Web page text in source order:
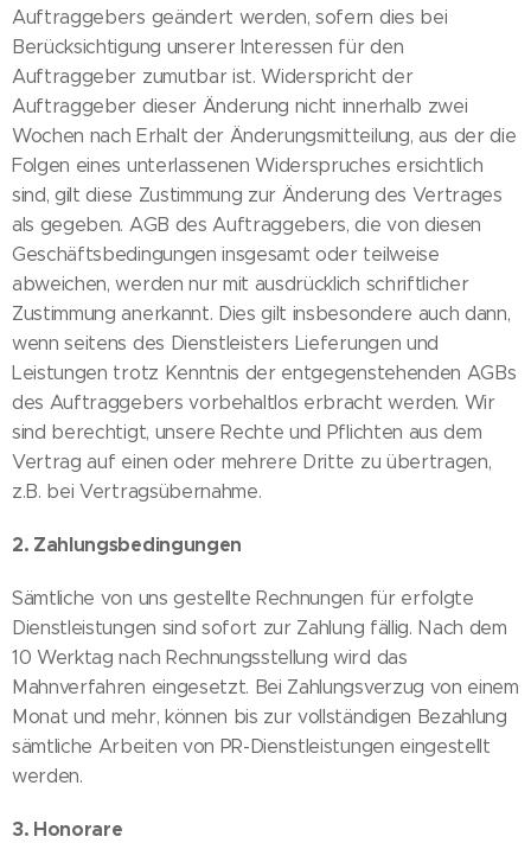
Auftraggebers geändert werden, sofern dies bei
Berücksichtigung unserer Interessen für den
Auftraggeber zumutbar ist. Widerspricht der
Auftraggeber dieser Änderung nicht innerhalb zwei
Wochen nach Erhalt der Änderungsmitteilung, aus der die
Folgen eines unterlassenen Widerspruches ersichtlich
sind, gilt diese Zustimmung zur Änderung des Vertrages
als gegeben. AGB des Auftraggebers, die von diesen
Geschäftsbedingungen insgesamt oder teilweise
abweichen, werden nur mit ausdrücklich schriftlicher
Zustimmung anerkannt. Dies gilt insbesondere auch dann,
wenn seitens des Dienstleisters Lieferungen und
Leistungen trotz Kenntnis der entgegenstehenden AGBs
des Auftraggebers vorbehaltlos erbracht werden. Wir
sind berechtigt, unsere Rechte und Pflichten aus dem
Vertrag auf einen oder mehrere Dritte zu übertragen,
z.B. bei Vertragsübernahme.
2. Zahlungsbedingungen
Sämtliche von uns gestellte Rechnungen für erfolgte
Dienstleistungen sind sofort zur Zahlung fällig. Nach dem
10 Werktag nach Rechnungsstellung wird das
Mahnverfahren eingesetzt. Bei Zahlungsverzug von einem
Monat und mehr, können bis zur vollständigen Bezahlung
sämtliche Arbeiten von PR-Dienstleistungen eingestellt
werden.
3. Honorare